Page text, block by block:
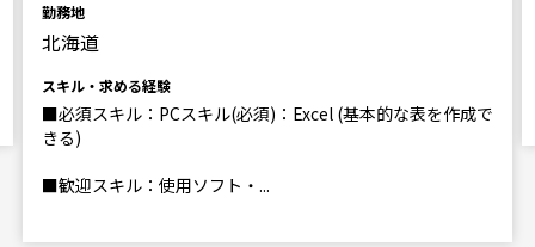
勤務地
北海道
スキル・求める経験
■必須スキル：PCスキル(必須)：Excel (基本的な表を作成で
きる)
■歓迎スキル：使用ソフト・...